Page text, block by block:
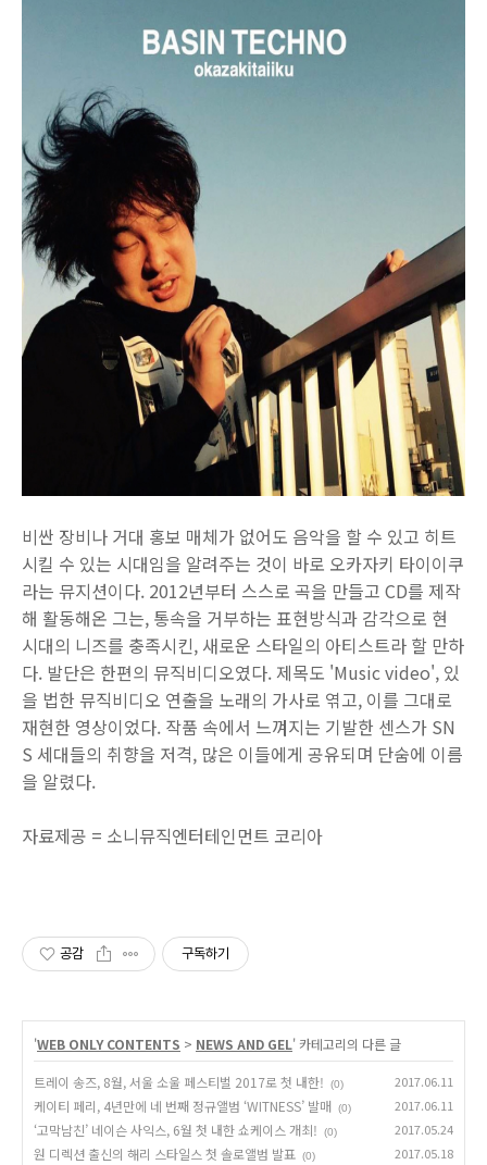
비싼 장비나 거대 홍보 매체가 없어도 음악을 할 수 있고 히트
시킬 수 있는 시대임을 알려주는 것이 바로 오카자키 타이이쿠
라는 뮤지션이다. 2012년부터 스스로 곡을 만들고 CD를 제작
해 활동해온 그는, 통속을 거부하는 표현방식과 감각으로 현
시대의 니즈를 충족시킨, 새로운 스타일의 아티스트라 할 만하
다. 발단은 한편의 뮤직비디오였다. 제목도 'Music video', 있
을 법한 뮤직비디오 연출을 노래의 가사로 엮고, 이를 그대로
재현한 영상이었다. 작품 속에서 느껴지는 기발한 센스가 SN
S 세대들의 취향을 저격, 많은 이들에게 공유되며 단숨에 이름
을 알렸다.
자료제공 = 소니뮤직엔터테인먼트 코리아
공감 구독하기
'WEB ONLY CONTENTS > NEWS AND GEL' 카테고리의 다른 글
트레이 송즈, 8월, 서울 소울 페스티벌 2017로 첫 내한! (0) 2017.06.11
케이티 페리, 4년만에 네 번째 정규앨범 ‘WITNESS’ 발매 (0) 2017.06.11
‘고막남친’ 네이슨 사익스, 6월 첫 내한 쇼케이스 개최! (0) 2017.05.24
원 디렉션 출신의 해리 스타일스 첫 솔로앨범 발표 (0) 2017.05.18